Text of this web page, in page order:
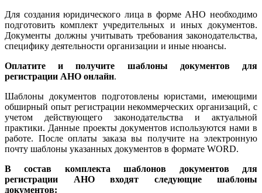
Для создания юридического лица в форме АНО необходимо
подготовить комплект учредительных и иных документов.
Документы должны учитывать требования законодательства,
специфику деятельности организации и иные нюансы.
Оплатите и получите шаблоны документов для
регистрации АНО онлайн.
Шаблоны документов подготовлены юристами, имеющими
обширный опыт регистрации некоммерческих организаций, с
учетом действующего законодательства и актуальной
практики. Данные проекты документов используются нами в
работе. После оплаты заказа вы получите на электронную
почту шаблоны указанных документов в формате WORD.
В состав комплекта шаблонов документов для
регистрации АНО входят следующие шаблоны
документов: